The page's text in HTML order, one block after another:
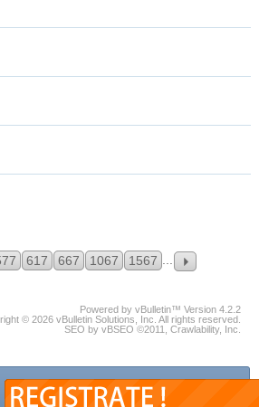
617 667 1067 1567
Powered by vBulletin™ Version 4.2.2
© 2026 vBulletin Solutions, Inc. All rights reserved.
SEO by vBSEO ©2011, Crawlability, Inc.